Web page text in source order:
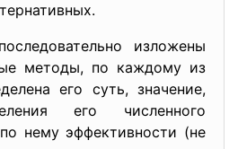
изложены
методы, по каждому из
его суть, значение,
его численного
нему эффективности (не